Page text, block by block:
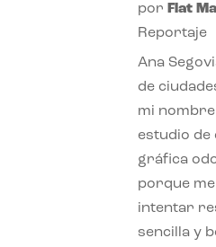
por Flat
Reportaje
Ana
de
mi
estudio de
gráfica
porque
intentar
sencilla y